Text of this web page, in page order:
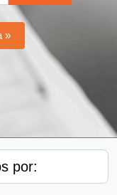
»
por: